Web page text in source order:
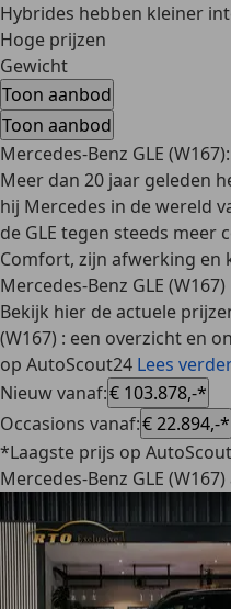
Hybrides hebben kleiner
Hoge prijzen
Gewicht
Toon aanbod
Toon aanbod
Mercedes-Benz GLE
Meer dan 20 jaar geleden
hij Mercedes in de wereld
de GLE tegen steeds meer
Comfort, zijn afwerking en
Mercedes-Benz GLE
Bekijk hier de actuele
(W167) : een overzicht en
op AutoScout24 Lees
Nieuw vanaf:€ 103.878,-*
Occasions vanaf:€ 22.894,-*
*Laagste prijs op
Mercedes-Benz GLE